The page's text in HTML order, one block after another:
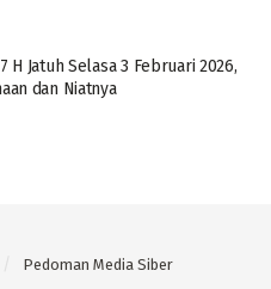
H Jatuh Selasa 3 Februari 2026,
dan Niatnya
Pedoman Media Siber